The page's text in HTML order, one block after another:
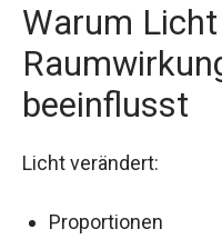
Warum
beeinflusst
Licht verändert:
Proportionen